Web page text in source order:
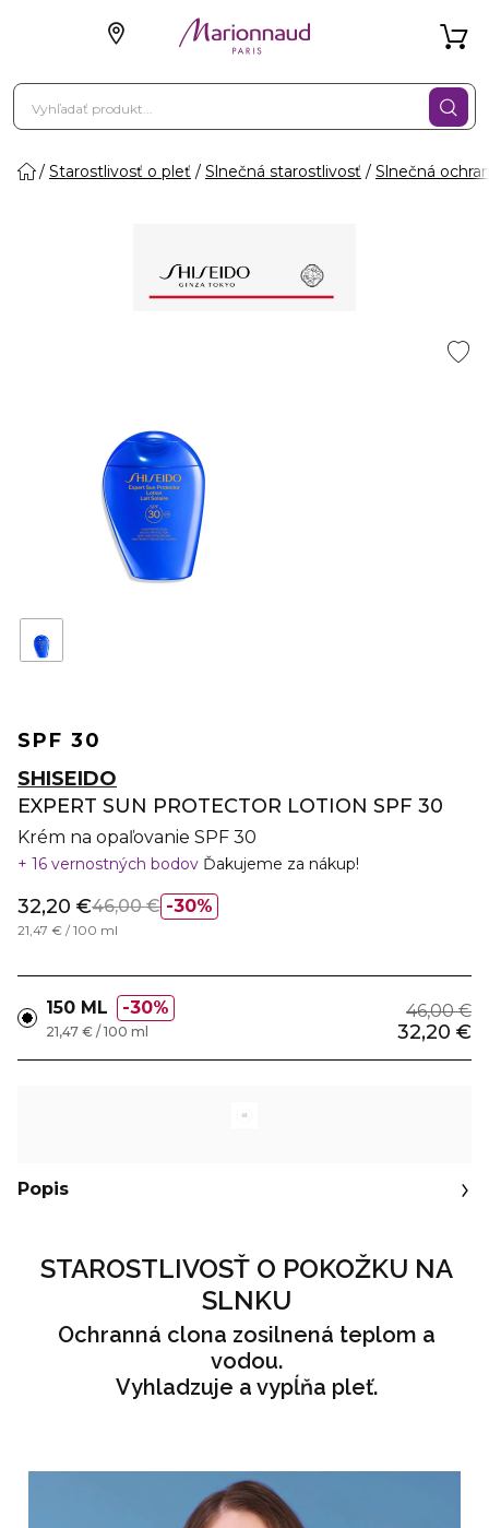
Starostlivosť o pleť Slnečná starostlivosť Slnečná
SPF 30
SHISEIDO
EXPERT SUN PROTECTOR LOTION SPF 30
Krém na opaľovanie SPF 30
16 vernostných bodov Ďakujeme za nákup!
30%
32,20 €46,00 €
21,47 € / 100 ml
150 ML 30% 46,00 €
32,20 €
21,47 € / 100 ml
Popis
STAROSTLIVOSŤ O POKOŽKU NA
SLNKU
Ochranná clona zosilnená teplom a
vodou.
Vyhladzuje a vypĺňa pleť.